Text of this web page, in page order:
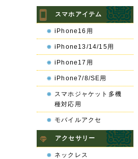
スマホアイテム
iPhone16用
iPhone13/14/15用
iPhone17用
iPhone7/8/SE用
スマホジャケット多機
種対応用
モバイルアクセ
アクセサリー
ネックレス